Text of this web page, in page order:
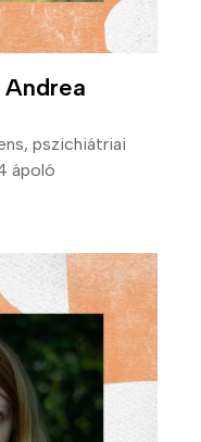
pszichiátriai
ápoló